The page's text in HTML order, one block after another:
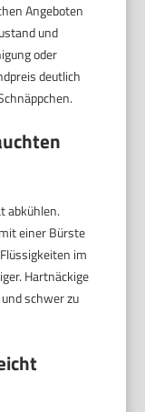
Angeboten
und
oder
deutlich
abkühlen.
einer Bürste
im
Hartnäckige
schwer zu